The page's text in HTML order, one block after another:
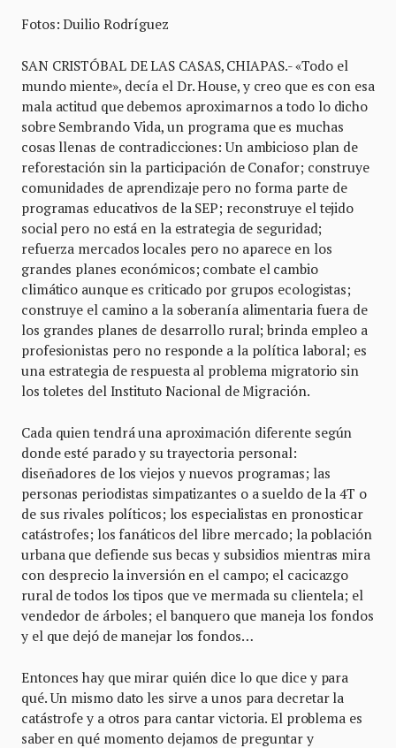
Fotos: Duilio Rodríguez
SAN CRISTÓBAL DE LAS CASAS, CHIAPAS.- «Todo el
mundo miente», decía el Dr. House, y creo que es con esa
mala actitud que debemos aproximarnos a todo lo dicho
sobre Sembrando Vida, un programa que es muchas
cosas llenas de contradicciones: Un ambicioso plan de
reforestación sin la participación de Conafor; construye
comunidades de aprendizaje pero no forma parte de
programas educativos de la SEP; reconstruye el tejido
social pero no está en la estrategia de seguridad;
refuerza mercados locales pero no aparece en los
grandes planes económicos; combate el cambio
climático aunque es criticado por grupos ecologistas;
construye el camino a la soberanía alimentaria fuera de
los grandes planes de desarrollo rural; brinda empleo a
profesionistas pero no responde a la política laboral; es
una estrategia de respuesta al problema migratorio sin
los toletes del Instituto Nacional de Migración.
Cada quien tendrá una aproximación diferente según
donde esté parado y su trayectoria personal:
diseñadores de los viejos y nuevos programas; las
personas periodistas simpatizantes o a sueldo de la 4T o
de sus rivales políticos; los especialistas en pronosticar
catástrofes; los fanáticos del libre mercado; la población
urbana que defiende sus becas y subsidios mientras mira
con desprecio la inversión en el campo; el cacicazgo
rural de todos los tipos que ve mermada su clientela; el
vendedor de árboles; el banquero que maneja los fondos
y el que dejó de manejar los fondos…
Entonces hay que mirar quién dice lo que dice y para
qué. Un mismo dato les sirve a unos para decretar la
catástrofe y a otros para cantar victoria. El problema es
saber en qué momento dejamos de preguntar y